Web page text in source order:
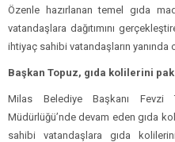
Özenle hazırlanan temel gıda
vatandaşlara dağıtımını
ihtiyaç sahibi vatandaşların yanında
Başkan Topuz, gıda kolilerini
Milas Belediye Başkanı Fevzi
Müdürlüğü’nde devam eden gıda
sahibi vatandaşlara gıda